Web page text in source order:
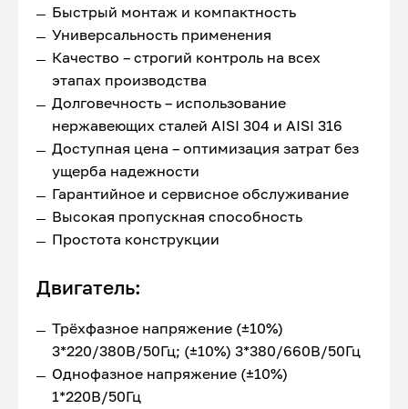
Быстрый монтаж и компактность
Универсальность применения
Качество – строгий контроль на всех
этапах производства
Долговечность – использование
нержавеющих сталей AISI 304 и AISI 316
Доступная цена – оптимизация затрат без
ущерба надежности
Гарантийное и сервисное обслуживание
Высокая пропускная способность
Простота конструкции
Двигатель:
Трёхфазное напряжение (±10%)
3*220/380В/50Гц; (±10%) 3*380/660В/50Гц
Однофазное напряжение (±10%)
1*220В/50Гц